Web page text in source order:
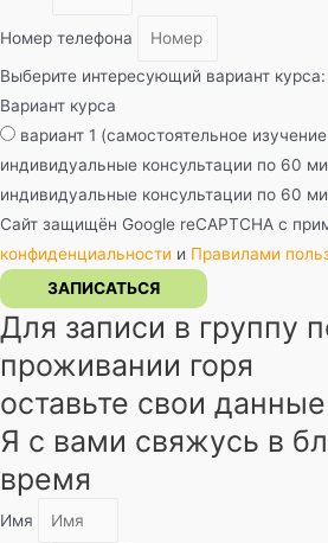
Номер телефона
Выберите интересующий вариант курса:
Вариант курса
вариант 1 (самостоятельное
индивидуальные консультации по 60
индивидуальные консультации по 60
Сайт защищён Google reCAPTCHA с
конфиденциальности и Правилами
ЗАПИСАТЬСЯ
Для записи в группу
проживании горя
оставьте свои
Я с вами свяжусь в
время
Имя